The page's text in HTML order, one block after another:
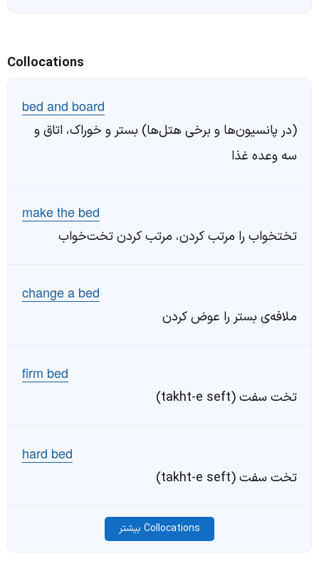
Collocations
bed and board
(در پانسیون‌ها و برخی هتل‌ها) بستر و خوراک، اتاق و
سه وعده غذا
make the bed
تختخواب را مرتب کردن، مرتب کردن تخت‌خواب
change a bed
ملافه‌ی بستر را عوض کردن
firm bed
تخت سفت (takht-e seft)
hard bed
تخت سفت (takht-e seft)
Collocations بیشتر